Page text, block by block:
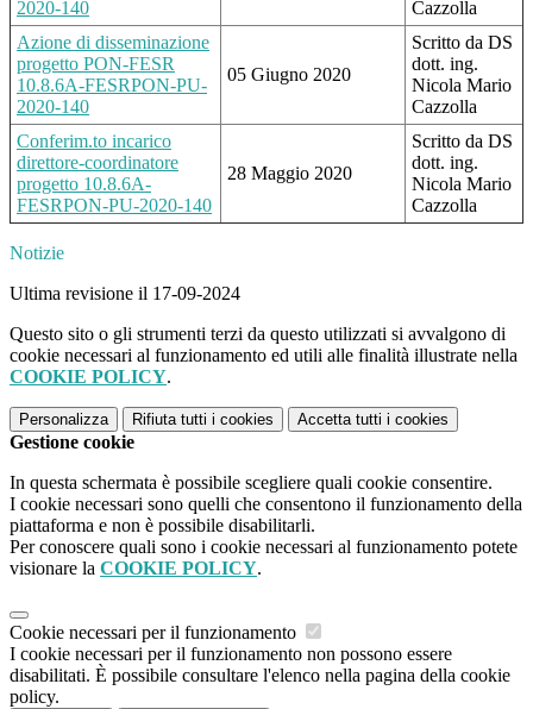
2020-140
Cazzolla
Azione di disseminazione
progetto PON-FESR
10.8.6A-FESRPON-PU-
2020-140
05 Giugno 2020
Scritto da DS
dott. ing.
Nicola Mario
Cazzolla
Conferim.to incarico
direttore-coordinatore
progetto 10.8.6A-
FESRPON-PU-2020-140
28 Maggio 2020
Scritto da DS
dott. ing.
Nicola Mario
Cazzolla
Notizie
Ultima revisione il 17-09-2024
Questo sito o gli strumenti terzi da questo utilizzati si avvalgono di
cookie necessari al funzionamento ed utili alle finalità illustrate nella
COOKIE POLICY.
Personalizza Rifiuta tutti i cookies Accetta tutti i cookies
Gestione cookie
In questa schermata è possibile scegliere quali cookie consentire.
I cookie necessari sono quelli che consentono il funzionamento della
piattaforma e non è possibile disabilitarli.
Per conoscere quali sono i cookie necessari al funzionamento potete
visionare la COOKIE POLICY.
Cookie necessari per il funzionamento
I cookie necessari per il funzionamento non possono essere
disabilitati. È possibile consultare l'elenco nella pagina della cookie
policy.